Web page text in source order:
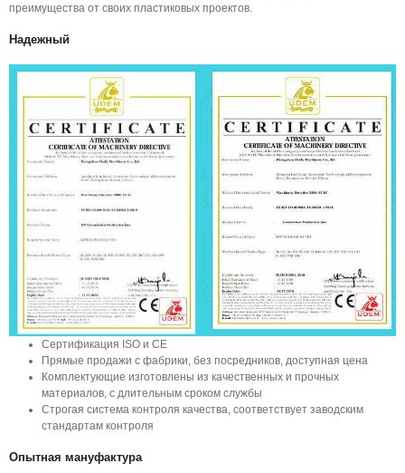
преимущества от своих пластиковых проектов.
Надежный
Сертификация ISO и CE
Прямые продажи с фабрики, без посредников, доступная цена
Комплектующие изготовлены из качественных и прочных
материалов, с длительным сроком службы
Строгая система контроля качества, соответствует заводским
стандартам контроля
Опытная мануфактура